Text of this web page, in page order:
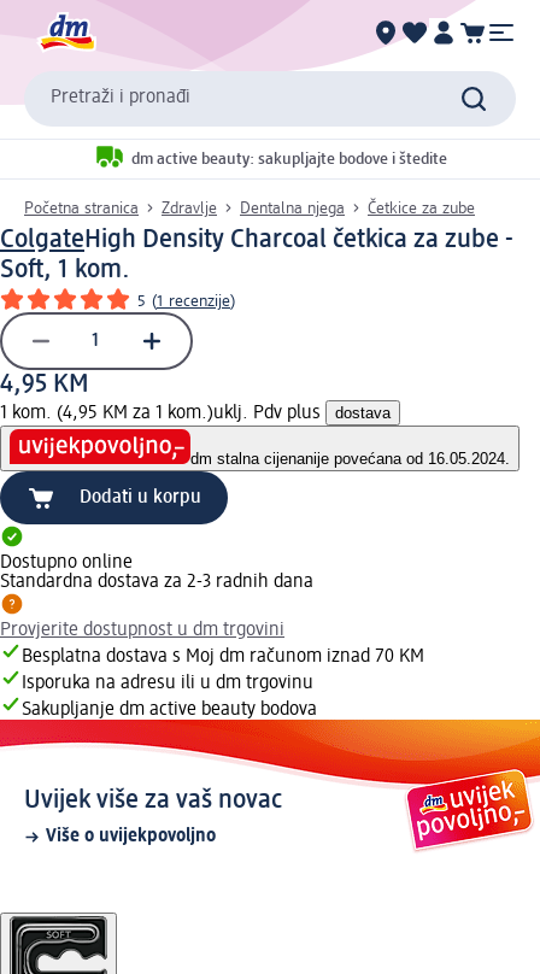
Pretraži i pronađi
dm active beauty: sakupljajte bodove i štedite
Početna stranica Zdravlje Dentalna njega Četkice za zube
Colgate High Density Charcoal četkica za zube -
Soft, 1 kom.
5 (1 recenzije)
4,95 KM
1 kom. (4,95 KM za 1 kom.)uklj. Pdv plus dostava
dm stalna cijenanije povećana od 16.05.2024.
Dodati u korpu
Dostupno online
Standardna dostava za 2-3 radnih dana
Provjerite dostupnost u dm trgovini
Besplatna dostava s Moj dm računom iznad 70 KM
Isporuka na adresu ili u dm trgovinu
Sakupljanje dm active beauty bodova
Uvijek više za vaš novac
Više o uvijekpovoljno